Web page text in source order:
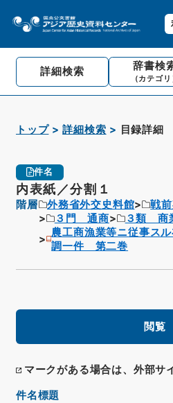
詳細検索 辞書検
（カテゴリ
トップ 詳細検索 目録詳細
件名
内表紙／分割１
階層 外務省外交史料館
戦
３門 通商
３類 商
農工商漁業等ニ従事ス
調一件 第二巻
閲覧
マークがある場合は、外部サ
件名標題